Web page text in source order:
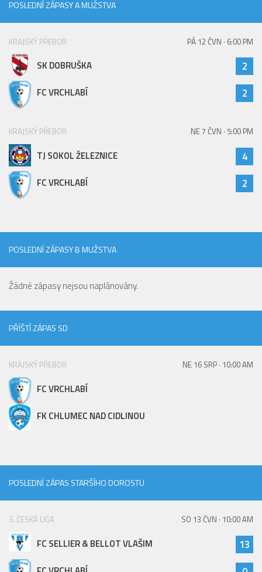
Historie MB
Zápasy MB 2025/26
Zápasy MB 2024/25
2023/24
Tabulka
St. dorost
Ml. dorost
Hráči
Zápasy
St. žáci
Hráči
Ml. žáci
Hráči
Realizační tým
Zápasy
POSLEDNÍ ZÁPASY A MUŽSTVA
KRAJSKÝ PŘEBOR PÁ 12 ČVN · 6:00 PM
SK DOBRUŠKA 2
FC VRCHLABÍ 2
KRAJSKÝ PŘEBOR NE 7 ČVN · 5:00 PM
TJ SOKOL ŽELEZNICE 4
FC VRCHLABÍ 2
POSLEDNÍ ZÁPASY B MUŽSTVA
Žádné zápasy nejsou naplánovány.
PŘÍŠTÍ ZÁPAS SD
KRAJSKÝ PŘEBOR NE 16 SRP · 10:00 AM
FC VRCHLABÍ
FK CHLUMEC NAD CIDLINOU
POSLEDNÍ ZÁPAS STARŠÍHO DOROSTU
3. ČESKÁ LIGA SO 13 ČVN · 10:00 AM
FC SELLIER & BELLOT VLAŠIM 13